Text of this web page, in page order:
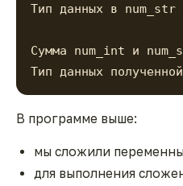
Тип данных в
Сумма num_int и
Тип данных
В программе выше:
мы сложили
для выполнения